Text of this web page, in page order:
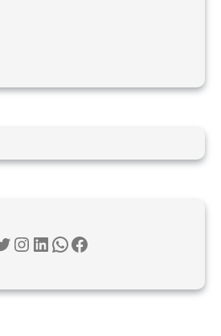
Instagram LinkedIn WhatsApp Facebook